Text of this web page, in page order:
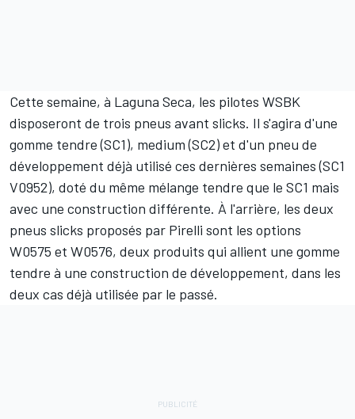
Cette semaine, à Laguna Seca, les pilotes WSBK
disposeront de trois pneus avant slicks. Il s'agira d'une
gomme tendre (SC1), medium (SC2) et d'un pneu de
développement déjà utilisé ces dernières semaines (SC1
V0952), doté du même mélange tendre que le SC1 mais
avec une construction différente. À l'arrière, les deux
pneus slicks proposés par Pirelli sont les options
W0575 et W0576, deux produits qui allient une gomme
tendre à une construction de développement, dans les
deux cas déjà utilisée par le passé.